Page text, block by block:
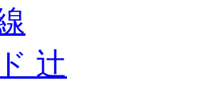
辻